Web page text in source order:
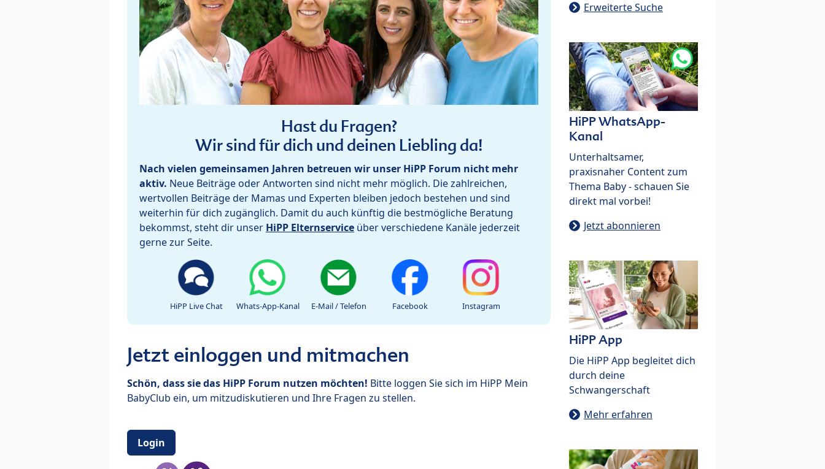
Hast du Fragen?
Wir sind für dich und deinen Liebling da!
Nach vielen gemeinsamen Jahren betreuen wir unser HiPP Forum nicht mehr
aktiv. Neue Beiträge oder Antworten sind nicht mehr möglich. Die zahlreichen,
wertvollen Beiträge der Mamas und Experten bleiben jedoch bestehen und sind
weiterhin für dich zugänglich. Damit du auch künftig die bestmögliche Beratung
bekommst, steht dir unser HiPP Elternservice über verschiedene Kanäle jederzeit
gerne zur Seite.
HiPP Live Chat Whats-App-Kanal E-Mail / Telefon Facebook Instagram
Jetzt einloggen und mitmachen
Schön, dass sie das HiPP Forum nutzen möchten! Bitte loggen Sie sich im HiPP Mein
BabyClub ein, um mitzudiskutieren und Ihre Fragen zu stellen.
Login
Erweiterte Suche
HiPP WhatsApp-
Kanal
Unterhaltsamer,
praxisnaher Content zum
Thema Baby - schauen Sie
direkt mal vorbei!
Jetzt abonnieren
HiPP App
Die HiPP App begleitet dich
durch deine
Schwangerschaft
Mehr erfahren